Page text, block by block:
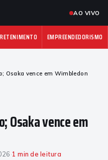
AO VIVO
EMPREENDEDORISMO
Osaka vence em Wimbledon
Osaka vence em
·1 min de leitura